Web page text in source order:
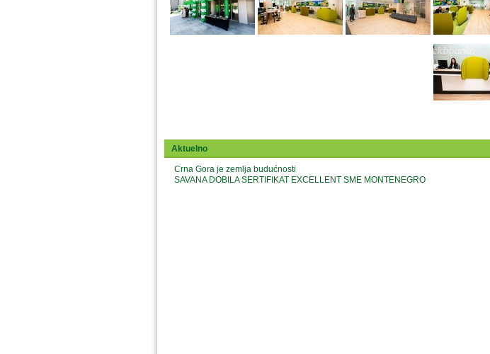
Aktuelno
Crna Gora je zemlja budućnosti
SAVANA DOBILA SERTIFIKAT EXCELLENT SME MONTENEGRO